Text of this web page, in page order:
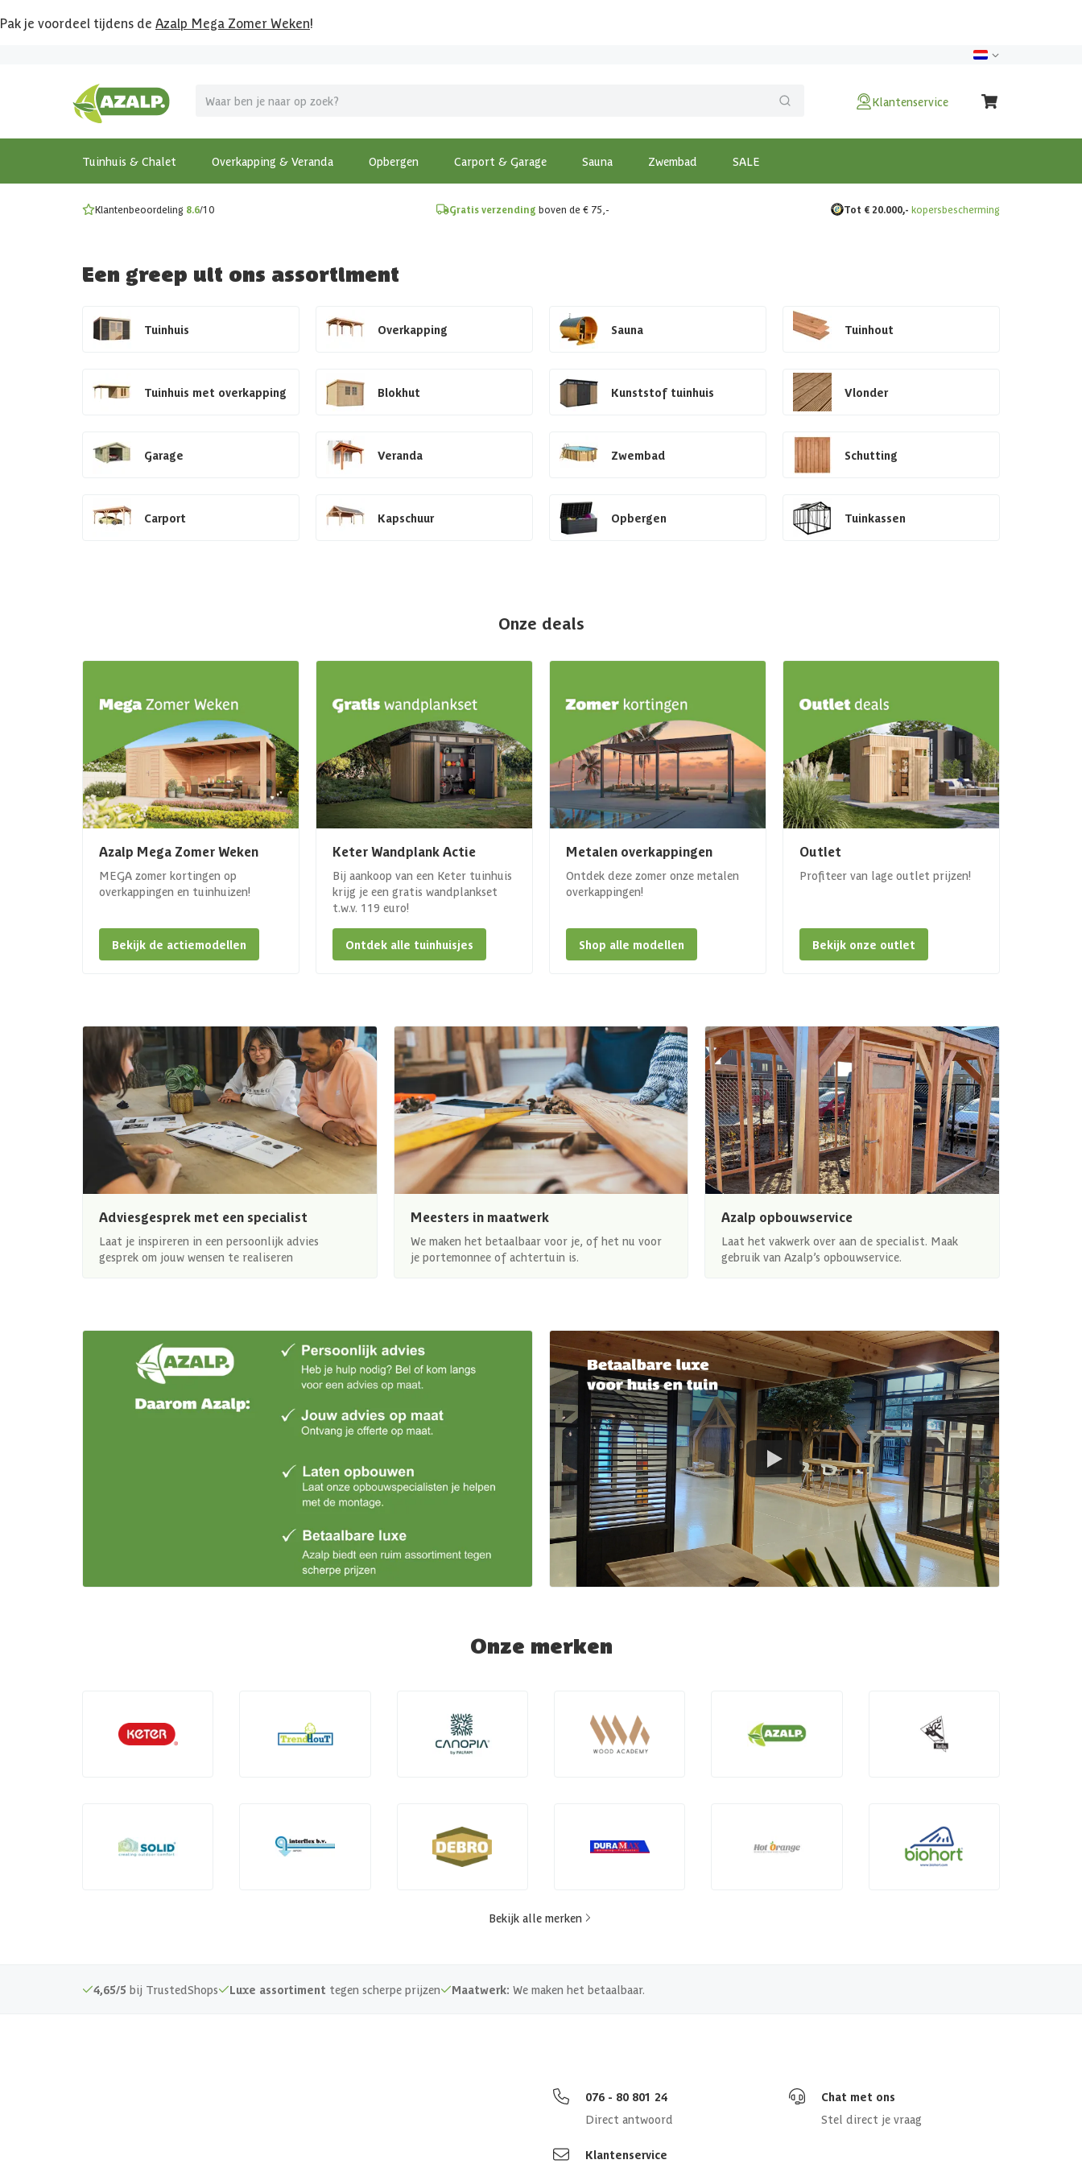
Pak je voordeel tijdens de Azalp Mega Zomer Weken!
Klantenservice
Tuinhuis & Chalet Overkapping & Veranda Opbergen Carport & Garage Sauna Zwembad SALE
MEGA zomer kortingen op overkappingen en tuinhuizen!
Bekijk de actiemodellen
Gratis wandplankset
Ontdek onze metalen overkappingen
Klantenbeoordeling 8.6/10 Gratis verzending boven de € 75,- Tot € 20.000,- kopersbescherming
Een greep uit ons assortiment
Tuinhuis Overkapping Sauna Tuinhout
Tuinhuis met overkapping Blokhut Kunststof tuinhuis Vlonder
Garage Veranda Zwembad Schutting
Carport Kapschuur Opbergen Tuinkassen
Onze deals
Azalp Mega Zomer Weken
MEGA zomer kortingen op
overkappingen en tuinhuizen!
Bekijk de actiemodellen
Keter Wandplank Actie
Bij aankoop van een Keter tuinhuis
krijg je een gratis wandplankset
t.w.v. 119 euro!
Ontdek alle tuinhuisjes
Metalen overkappingen
Ontdek deze zomer onze metalen
overkappingen!
Shop alle modellen
Outlet
Profiteer van lage outlet prijzen!
Bekijk onze outlet
Adviesgesprek met een specialist
Laat je inspireren in een persoonlijk advies
gesprek om jouw wensen te realiseren
Meesters in maatwerk
We maken het betaalbaar voor je, of het nu voor
je portemonnee of achtertuin is.
Azalp opbouwservice
Laat het vakwerk over aan de specialist. Maak
gebruik van Azalp’s opbouwservice.
Onze merken
Bekijk alle merken
4,65/5 bij TrustedShops Luxe assortiment tegen scherpe prijzen Maatwerk: We maken het betaalbaar.
076 - 80 801 24
Direct antwoord
Chat met ons
Stel direct je vraag
Klantenservice